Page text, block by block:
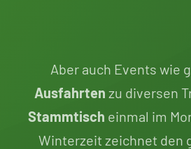
Aber auch Events wie
Ausfahrten zu diversen
Stammtisch einmal im
Winterzeit zeichnet den